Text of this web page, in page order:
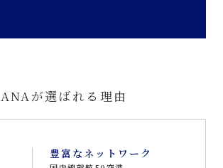
ANAが選ばれる理由
豊富なネットワーク